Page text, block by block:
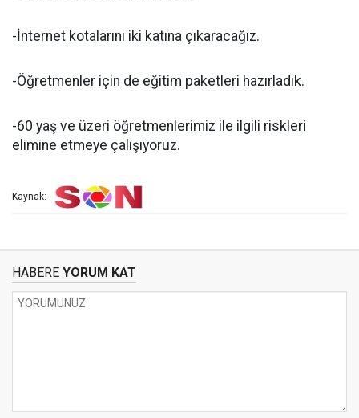
-İnternet kotalarını iki katına çıkaracağız.
-Öğretmenler için de eğitim paketleri hazırladık.
-60 yaş ve üzeri öğretmenlerimiz ile ilgili riskleri
elimine etmeye çalışıyoruz.
Kaynak:
HABERE YORUM KAT